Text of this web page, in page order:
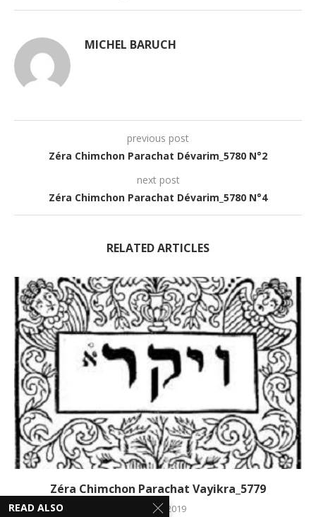
MICHEL BARUCH
previous post
Zéra Chimchon Parachat Dévarim_5780 N°2
next post
Zéra Chimchon Parachat Dévarim_5780 N°4
RELATED ARTICLES
Zéra Chimchon Parachat Vayikra_5779
12 mars 2019
READ ALSO